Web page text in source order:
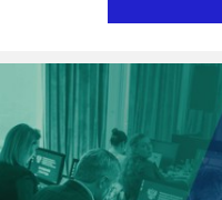
канале выложила
коалиции к выборам
2024 года. По этому
академии состоялась
существует за счет
привлеченных на его
поделилась с Daily
коммуникациям